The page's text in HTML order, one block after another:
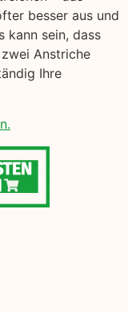
besser aus und
kann sein, dass
Anstriche
Ihre